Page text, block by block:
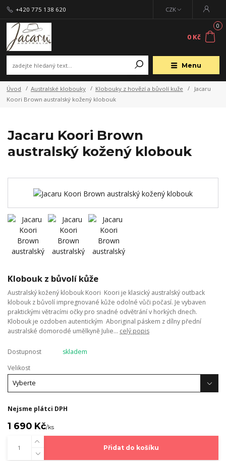
Menu
CZK
+420 775 138 620
0
0 Kč
Úvod Australské klobouky Klobouky z hovězí a bůvolí kuže
Jacaru
Koori Brown australský kožený klobouk
Jacaru Koori Brown
australský kožený klobouk
Klobouk z bůvolí kůže
Australský kožený klobouk Koori Koori je klasický australský outback
klobouk z bůvolí impregnované kůže odolné vůči počasí. Je vybaven
praktickými větracími očky pro snadné odvětrání v horkých dnech.
Klobouk je ozdoben autentickým Aboriginal páskem z dílny přední
australské domorodé umělkyně Julie... celý popis
Dostupnost
skladem
Velikost
Nejsme plátci DPH
1 690 Kč/ks
Přidat do košíku